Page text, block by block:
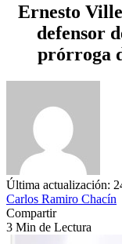
Ernesto
defensor
prórroga
Última actualización:
Carlos Ramiro Chacín
Compartir
3 Min de Lectura